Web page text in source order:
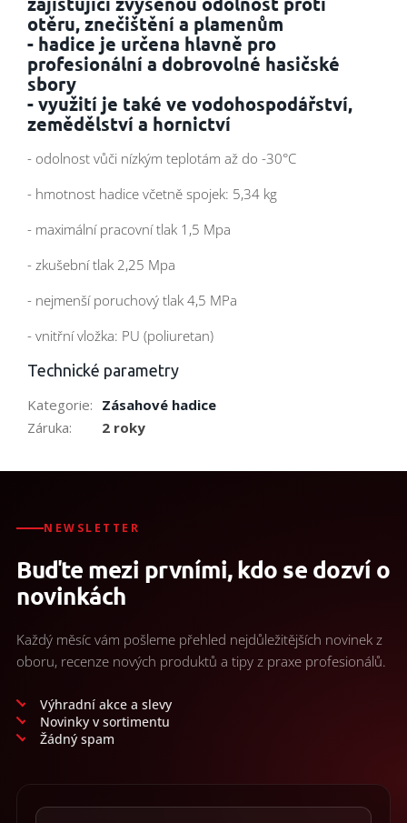
otěru, znečištění a plamenům
- hadice je určena hlavně pro
profesionální a dobrovolné hasičské
sbory
- využití je také ve vodohospodářství,
zemědělství a hornictví
- odolnost vůči nízkým teplotám až do -30°C
- hmotnost hadice včetně spojek: 5,34 kg
- maximální pracovní tlak 1,5 Mpa
- zkušební tlak 2,25 Mpa
- nejmenší poruchový tlak 4,5 MPa
- vnitřní vložka: PU (poliuretan)
Technické parametry
Kategorie: Zásahové hadice
Záruka: 2 roky
NEWSLETTER
Buďte mezi prvními, kdo se dozví o
novinkách
Každý měsíc vám pošleme přehled nejdůležitějších novinek z
oboru, recenze nových produktů a tipy z praxe profesionálů.
Výhradní akce a slevy
Novinky v sortimentu
Žádný spam